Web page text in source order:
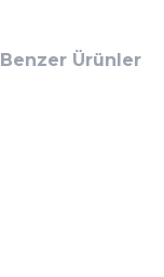
Benzer Ürünler